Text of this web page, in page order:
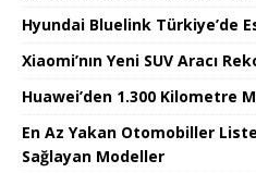
Hyundai Bluelink Türkiye’de
Xiaomi’nın Yeni SUV Aracı
Huawei’den 1.300 Kilometre
En Az Yakan Otomobiller
Sağlayan Modeller